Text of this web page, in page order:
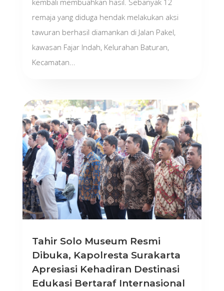
kembali membuahkan hasil. Sebanyak 12
remaja yang diduga hendak melakukan aksi
tawuran berhasil diamankan di Jalan Pakel,
kawasan Fajar Indah, Kelurahan Baturan,
Kecamatan...
Tahir Solo Museum Resmi
Dibuka, Kapolresta Surakarta
Apresiasi Kehadiran Destinasi
Edukasi Bertaraf Internasional